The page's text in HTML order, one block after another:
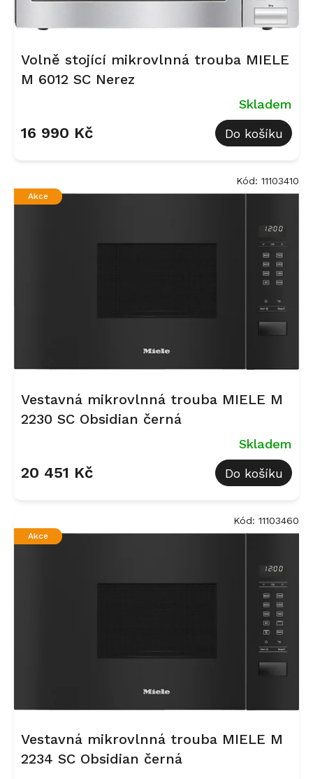
ů
Volně stojící mikrovlnná trouba MIELE
M 6012 SC Nerez
Skladem
16 990 Kč Do košíku
Akce
Vestavná mikrovlnná trouba MIELE M
2230 SC Obsidian černá
Skladem
20 451 Kč Do košíku
Kód: 11103410
Akce
Vestavná mikrovlnná trouba MIELE M
2234 SC Obsidian černá
Kód: 11103460